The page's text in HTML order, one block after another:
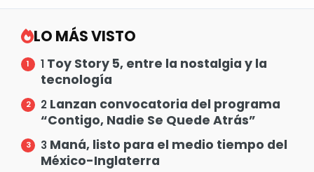
LO MÁS VISTO
1 Toy Story 5, entre la nostalgia y la
tecnología
2 Lanzan convocatoria del programa
“Contigo, Nadie Se Quede Atrás”
3 Maná, listo para el medio tiempo del
México-Inglaterra